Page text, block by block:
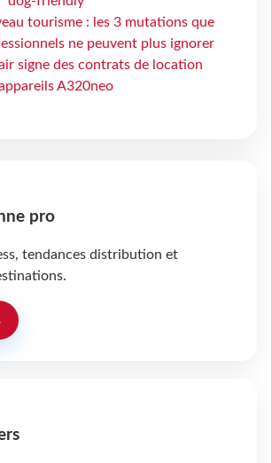
tourisme : les 3 mutations que
ne peuvent plus ignorer
signe des contrats de location
A320neo
pro
tendances distribution et